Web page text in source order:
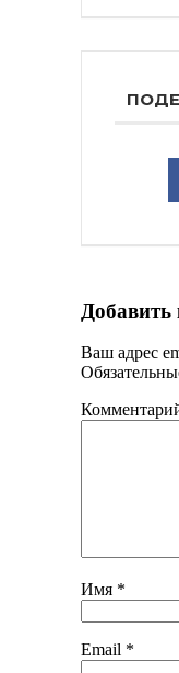
Ваш адрес
Имя *
Email *